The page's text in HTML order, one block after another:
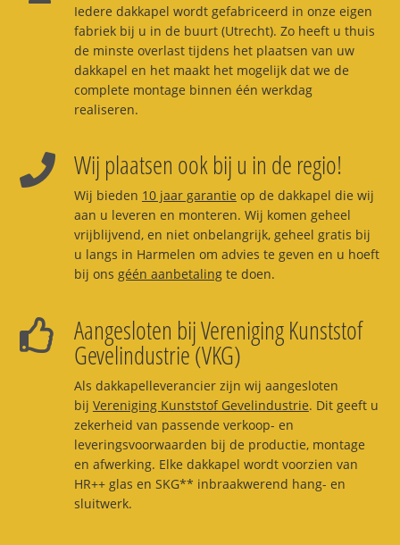
Iedere dakkapel wordt gefabriceerd in onze eigen
fabriek bij u in de buurt (Utrecht). Zo heeft u thuis
de minste overlast tijdens het plaatsen van uw
dakkapel en het maakt het mogelijk dat we de
complete montage binnen één werkdag
realiseren.
Wij plaatsen ook bij u in de regio!
Wij bieden 10 jaar garantie op de dakkapel die wij
aan u leveren en monteren. Wij komen geheel
vrijblijvend, en niet onbelangrijk, geheel gratis bij
u langs in Harmelen om advies te geven en u hoeft
bij ons géén aanbetalingte doen.
Aangesloten bij Vereniging Kunststof
Gevelindustrie (VKG)
Als dakkapelleverancier zijn wij aangesloten
bij Vereniging Kunststof Gevelindustrie. Dit geeft u
zekerheid van passende verkoop- en
leveringsvoorwaarden bij de productie, montage
en afwerking. Elke dakkapel wordt voorzien van
HR++ glas en SKG** inbraakwerend hang- en
sluitwerk.